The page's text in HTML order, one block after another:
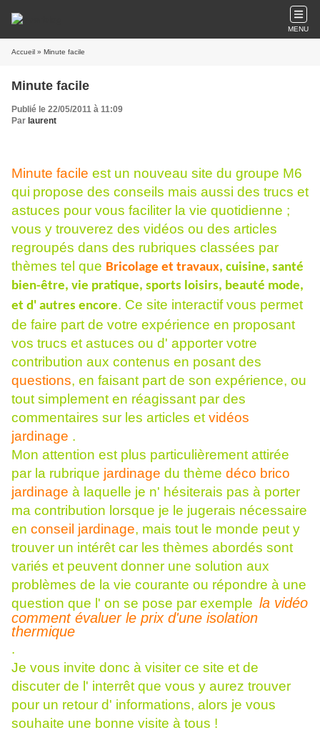
MENU
Accueil » Minute facile
Minute facile
Publié le 22/05/2011 à 11:09
Par laurent
Minute facile est un nouveau site du groupe M6
qui propose des conseils mais aussi des trucs et
astuces pour vous faciliter la vie quotidienne ;
vous y trouverez des vidéos ou des articles
regroupés dans des rubriques classées par
thèmes tel que Bricolage et travaux, cuisine, santé
bien-être, vie pratique, sports loisirs, beauté mode,
et d' autres encore. Ce site interactif vous permet
de faire part de votre expérience en proposant
vos trucs et astuces ou d' apporter votre
contribution aux contenus en posant des
questions, en faisant part de son expérience, ou
tout simplement en réagissant par des
commentaires sur les articles et vidéos
jardinage .
Mon attention est plus particulièrement attirée
par la rubrique jardinage du thème déco brico
jardinage à laquelle je n' hésiterais pas à porter
ma contribution lorsque je le jugerais nécessaire
en conseil jardinage, mais tout le monde peut y
trouver un intérêt car les thèmes abordés sont
variés et peuvent donner une solution aux
problèmes de la vie courante ou répondre à une
question que l' on se pose par exemple la vidéo
comment évaluer le prix d'une isolation
thermique
.
Je vous invite donc à visiter ce site et de
discuter de l' interrêt que vous y aurez trouver
pour un retour d' informations, alors je vous
souhaite une bonne visite à tous !